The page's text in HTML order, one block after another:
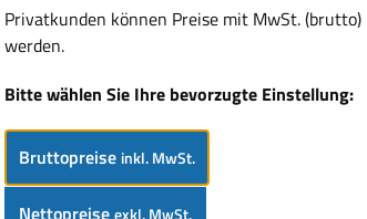
Privatkunden können Preise mit MwSt.
werden.
Bitte wählen Sie Ihre bevorzugte Einstellung:
Bruttopreise inkl. MwSt.
Nettopreiseexkl. MwSt.